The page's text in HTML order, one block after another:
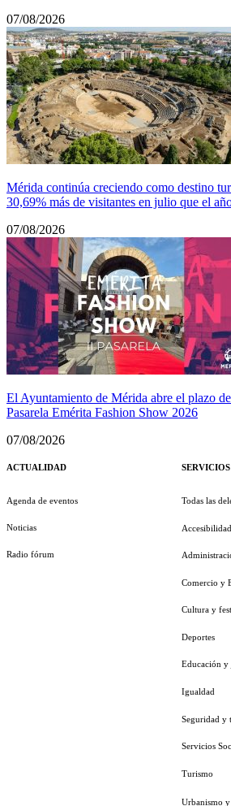
07/08/2026
Mérida continúa creciendo como destino
30,69% más de visitantes en julio que el
07/08/2026
El Ayuntamiento de Mérida abre el plazo
Pasarela Emérita Fashion Show 2026
07/08/2026
ACTUALIDAD
Agenda de eventos
Noticias
Radio fórum
Todas las
Comercio y
Cultura y
Deportes
Educación y
Igualdad
Seguridad y
Servicios
Turismo
Urbanismo